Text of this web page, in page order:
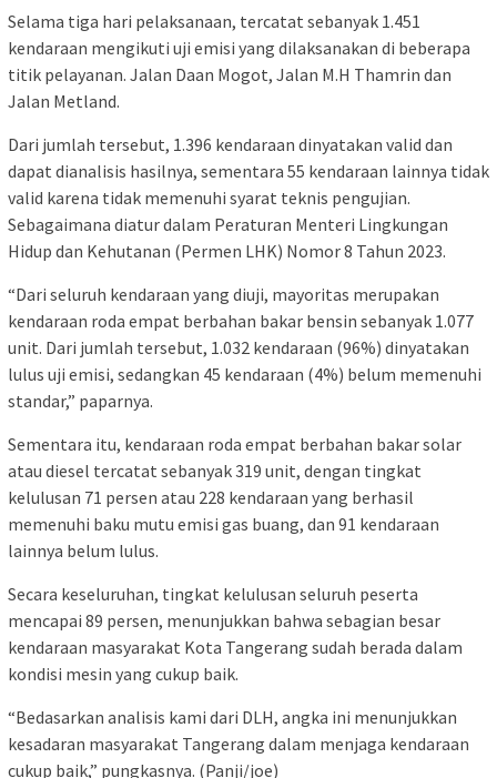
Selama tiga hari pelaksanaan, tercatat sebanyak 1.451
kendaraan mengikuti uji emisi yang dilaksanakan di beberapa
titik pelayanan. Jalan Daan Mogot, Jalan M.H Thamrin dan
Jalan Metland.
Dari jumlah tersebut, 1.396 kendaraan dinyatakan valid dan
dapat dianalisis hasilnya, sementara 55 kendaraan lainnya tidak
valid karena tidak memenuhi syarat teknis pengujian.
Sebagaimana diatur dalam Peraturan Menteri Lingkungan
Hidup dan Kehutanan (Permen LHK) Nomor 8 Tahun 2023.
“Dari seluruh kendaraan yang diuji, mayoritas merupakan
kendaraan roda empat berbahan bakar bensin sebanyak 1.077
unit. Dari jumlah tersebut, 1.032 kendaraan (96%) dinyatakan
lulus uji emisi, sedangkan 45 kendaraan (4%) belum memenuhi
standar,” paparnya.
Sementara itu, kendaraan roda empat berbahan bakar solar
atau diesel tercatat sebanyak 319 unit, dengan tingkat
kelulusan 71 persen atau 228 kendaraan yang berhasil
memenuhi baku mutu emisi gas buang, dan 91 kendaraan
lainnya belum lulus.
Secara keseluruhan, tingkat kelulusan seluruh peserta
mencapai 89 persen, menunjukkan bahwa sebagian besar
kendaraan masyarakat Kota Tangerang sudah berada dalam
kondisi mesin yang cukup baik.
“Bedasarkan analisis kami dari DLH, angka ini menunjukkan
kesadaran masyarakat Tangerang dalam menjaga kendaraan
cukup baik,” pungkasnya. (Panji/joe)